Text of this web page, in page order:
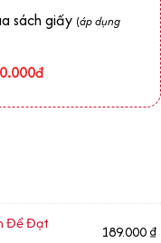
sách giấy (áp dụng
Để Đạt
189.000₫